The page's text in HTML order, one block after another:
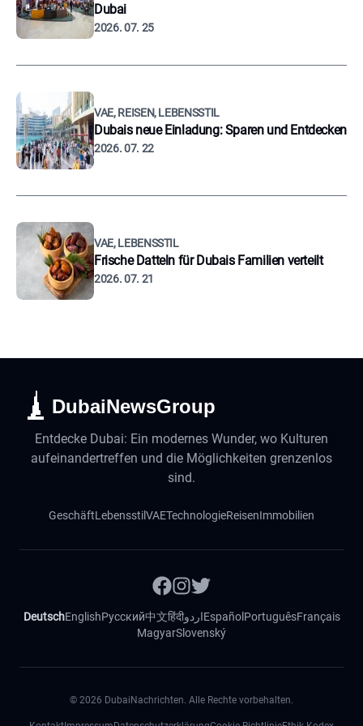
Dubai
2026. 07. 25
VAE, REISEN, LEBENSSTIL
Dubais neue Einladung: Sparen und Entdecken
2026. 07. 22
VAE, LEBENSSTIL
Frische Datteln für Dubais Familien verteilt
2026. 07. 21
DubaiNewsGroup
Entdecke Dubai: Ein modernes Wunder, wo Kulturen
aufeinandertreffen und die Möglichkeiten grenzenlos
sind.
GeschäftLebensstilVAETechnologieReisenImmobilien
DeutschEnglishРусский中文हिंदीاردوEspañol PortuguêsFrançais
MagyarSlovenský
© 2026 DubaiNachrichten. Alle Rechte vorbehalten.